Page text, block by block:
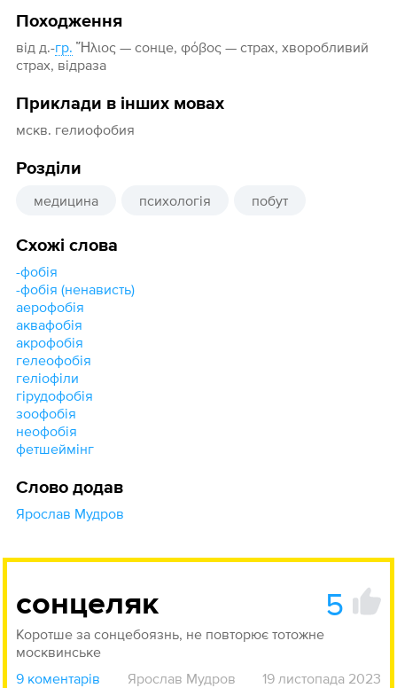
Походження
від д.-гр. Ἥλιος — сонце, φόβος — страх, хворобливий
страх, відраза
Приклади в інших мовах
мскв. гелиофобия
Розділи
медицина психологія побут
Схожі слова
-фобія
-фобія (ненависть)
аерофобія
аквафобія
акрофобія
гелеофобія
геліофіли
гірудофобія
зоофобія
неофобія
фетшеймінг
Слово додав
Ярослав Мудров
сонцеляк 5
Коротше за сонцебоязнь, не повторює тотожне
москвинське
9 коментарів
Ярослав Мудров 19 листопада 2023